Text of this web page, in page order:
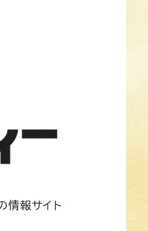
情報サイト